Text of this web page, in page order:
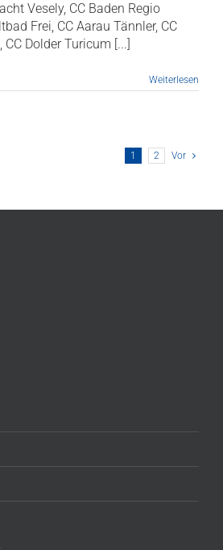
Vesely, CC Baden Regio
Frei, CC Aarau Tännler, CC
Dolder Turicum [...]
Weiterlesen
1 2 Vor